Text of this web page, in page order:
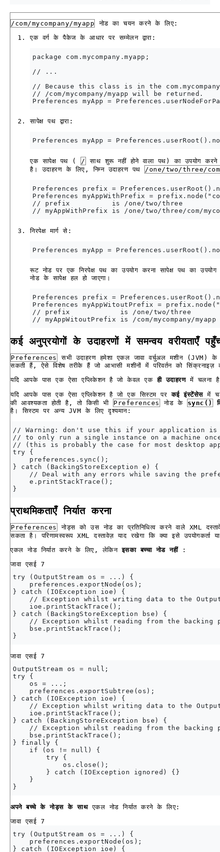
/com/mycompany/myapp
नोड का चयन करने के लिए:
एक वर्ग के पैकेज के आधार पर सम्मेलन द्वारा:
package com.mycompany.myapp;
// ...
// Because this class is in the
// /com/mycompany/myapp will be returned.
सापेक्ष पथ द्वारा:
एक सापेक्ष पथ ( /
साथ शुरू नहीं होने वाला पथ) का उपयोग
है। उदाहरण के लिए, निम्न उदाहरण पथ
/one/two/three/com/
Preferences prefix =
Preferences myAppWithPrefix =
// prefix          is /one/two/three
निरपेक्ष मार्ग से:
रूट नोड पर एक निरपेक्ष पथ का उपयोग करना सापेक्ष पथ का
नोड के सापेक्ष हल हो जाएगा।
Preferences prefix =
Preferences myAppWitoutPrefix = prefix.node("/
// prefix            is /one/two/three
कई अनुप्रयोगों के उदाहरणों में समन्वय वरीयताएँ
Preferences
सभी उदाहरण हमेशा एकल जावा वर्चुअल मशीन (JVM)
सकती हैं, ऐसे विशेष तरीके हैं जो आभासी मशीनों में परिवर्तन को
यदि आपके पास एक ऐसा एप्लिकेशन है जो केवल एकही उदाहरणमें चलना
यदि आपके पास एक ऐसा एप्लिकेशन है जो एक सिस्टम परकई इंस्टेंसेसमें
की आवश्यकता होती है, तो किसी भी
Preferences नोड के sync()
है। सिस्टम पर अन्य JVM के लिए दृश्यमान:
// Warning: don't use this if your application is
// to only run a single instance on a machine
// (this is probably the case for most desktop
try {
    preferences.sync();
} catch (BackingStoreException e) {
// Deal with any errors while saving the
    e.printStackTrace();
प्राथमिकताएँ निर्यात करना
Preferences
नोड्स को उस नोड का प्रतिनिधित्व करने वाले XML
सकता है। परिणामस्वरूप XML दस्तावेज़ याद रखेगा कि क्या इसे उपयोगकर्ता
एकल नोड निर्यात करने के लिए, लेकिनइसका बच्चा नोड नहीं:
जावा एसई 7
try (OutputStream os = ...) {
    preferences.exportNode(os);
} catch (IOException ioe) {
// Exception whilst writing data to the
    ioe.printStackTrace();
} catch (BackingStoreException bse) {
// Exception whilst reading from the backing
    bse.printStackTrace();
जावा एसई 7
OutputStream os = null;
try {
    os = ...;
    preferences.exportSubtree(os);
} catch (IOException ioe) {
// Exception whilst writing data to the
    ioe.printStackTrace();
} catch (BackingStoreException bse) {
// Exception whilst reading from the backing
    bse.printStackTrace();
} finally {
    if (os != null) {
        try {
            os.close();
        } catch (IOException ignored) {}
    }
अपने बच्चे के नोड्स के साथएकल नोड निर्यात करने के लिए:
जावा एसई 7
try (OutputStream os = ...) {
    preferences.exportNode(os);
} catch (IOException ioe) {